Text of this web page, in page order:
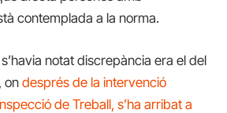
contemplada a la norma.
notat discrepància era el del
on després de la intervenció
de Treball, s’ha arribat a